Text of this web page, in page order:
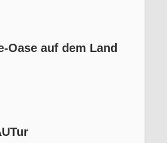
Oase auf dem Land